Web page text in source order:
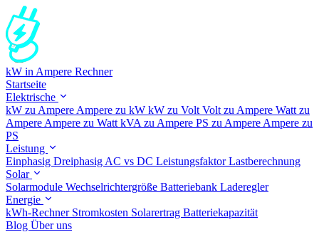
kW in Ampere Rechner
Startseite
Elektrische
kW zu Ampere Ampere zu kW kW zu Volt Volt zu Ampere Watt zu
Ampere Ampere zu Watt kVA zu Ampere PS zu Ampere Ampere zu
PS
Leistung
Einphasig Dreiphasig AC vs DC LeistungsfaktorLastberechnung
Solar
Solarmodule Wechselrichtergröße Batteriebank Laderegler
Energie
kWh-Rechner Stromkosten Solarertrag Batteriekapazität
Blog Über uns